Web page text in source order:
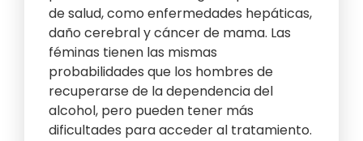
de salud, como enfermedades hepáticas,
daño cerebral y cáncer de mama. Las
féminas tienen las mismas
probabilidades que los hombres de
recuperarse de la dependencia del
alcohol, pero pueden tener más
dificultades para acceder al tratamiento.